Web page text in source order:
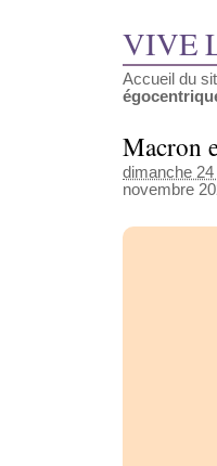
VIVE
Accueil du
Macron
dimanche
novembre